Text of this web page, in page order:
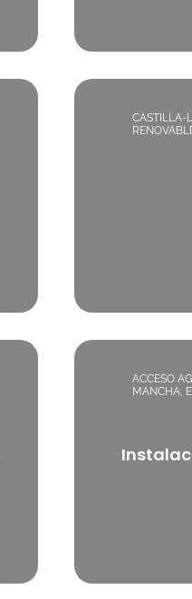
CASTILLA-
ACCESO
MANCHA,